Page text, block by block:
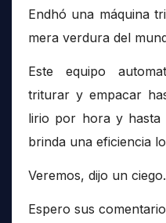
Endhó una máquina
mera verdura del
Este equipo
triturar y empacar
lirio por hora y
brinda una eficiencia
Veremos, dijo un ciego.
Espero sus